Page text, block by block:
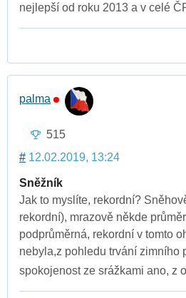
nejlepší od roku 2013 a v celé
palma
515
# 12.02.2019, 13:24
Sněžník
Jak to myslíte, rekordní?
rekordní), mrazově někde
podprůměrná, rekordní v tomto
nebyla,z pohledu trvání zimního
spokojenost ze srážkami ano, z